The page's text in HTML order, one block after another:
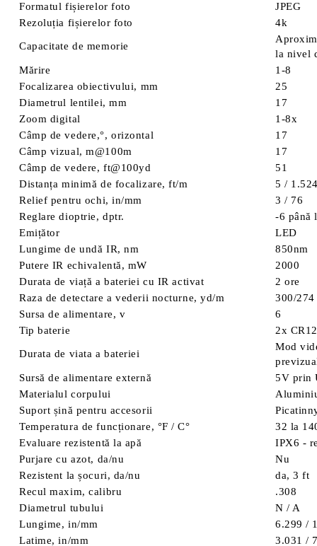
Formatul fișierelor foto
JPEG
Rezoluția fișierelor foto
4k
Capacitate de memorie
la nivel
Mărire
1-8
Focalizarea obiectivului, mm
25
Diametrul lentilei, mm
17
Zoom digital
1-8x
Câmp de vedere,°, orizontal
17
Câmp vizual, m@100m
17
Câmp de vedere, ft@100yd
51
Distanța minimă de focalizare, ft/m
5 /
Relief pentru ochi, in/mm
3 / 76
Reglare dioptrie, dptr.
-6 până
Emițător
LED
Lungime de undă IR, nm
850nm
Putere IR echivalentă, mW
2000
Durata de viață a bateriei cu IR activat
2 ore
Raza de detectare a vederii nocturne, yd/m
300/274
Sursa de alimentare, v
6
Tip baterie
2x
Durata de viata a bateriei
Mod
Sursă de alimentare externă
5V prin
Materialul corpului
Suport șină pentru accesorii
Temperatura de funcționare, °F / C°
32 la
Evaluare rezistentă la apă
IPX6 -
Purjare cu azot, da/nu
Nu
Rezistent la șocuri, da/nu
da, 3 ft
Recul maxim, calibru
.308
Diametrul tubului
N / A
Lungime, in/mm
6.299 /
Latime, in/mm
3.031 /